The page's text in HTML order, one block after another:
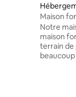
Maison
forêt
Notre
maison
terrain de